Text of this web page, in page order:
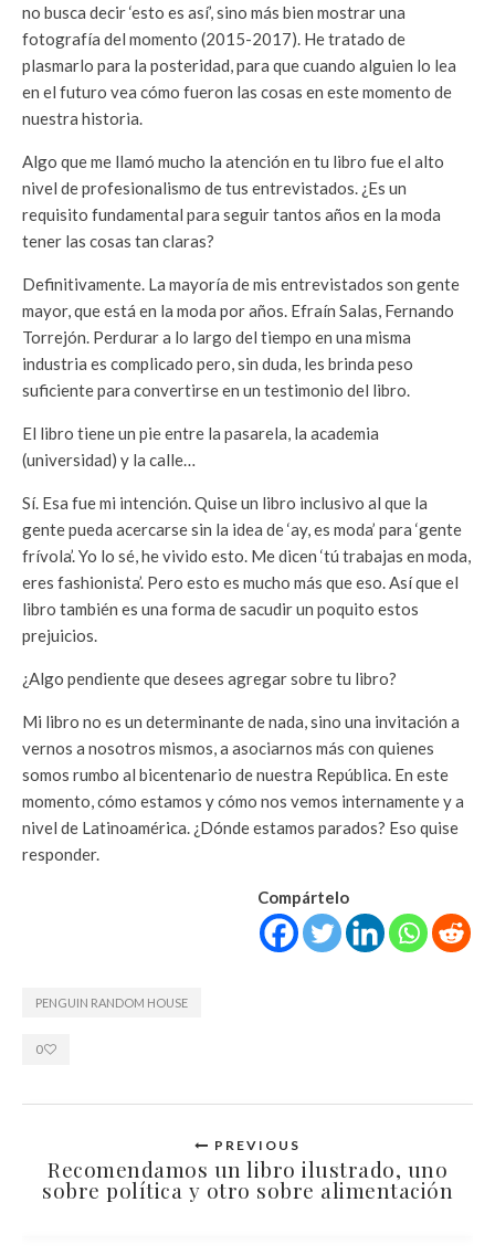
no busca decir ‘esto es así’, sino más bien mostrar una
fotografía del momento (2015-2017). He tratado de
plasmarlo para la posteridad, para que cuando alguien lo lea
en el futuro vea cómo fueron las cosas en este momento de
nuestra historia.
Algo que me llamó mucho la atención en tu libro fue el alto
nivel de profesionalismo de tus entrevistados. ¿Es un
requisito fundamental para seguir tantos años en la moda
tener las cosas tan claras?
Definitivamente. La mayoría de mis entrevistados son gente
mayor, que está en la moda por años. Efraín Salas, Fernando
Torrejón. Perdurar a lo largo del tiempo en una misma
industria es complicado pero, sin duda, les brinda peso
suficiente para convertirse en un testimonio del libro.
El libro tiene un pie entre la pasarela, la academia
(universidad) y la calle…
Sí. Esa fue mi intención. Quise un libro inclusivo al que la
gente pueda acercarse sin la idea de ‘ay, es moda’ para ‘gente
frívola’. Yo lo sé, he vivido esto. Me dicen ‘tú trabajas en moda,
eres fashionista’. Pero esto es mucho más que eso. Así que el
libro también es una forma de sacudir un poquito estos
prejuicios.
¿Algo pendiente que desees agregar sobre tu libro?
Mi libro no es un determinante de nada, sino una invitación a
vernos a nosotros mismos, a asociarnos más con quienes
somos rumbo al bicentenario de nuestra República. En este
momento, cómo estamos y cómo nos vemos internamente y a
nivel de Latinoamérica. ¿Dónde estamos parados? Eso quise
responder.
Compártelo
PENGUIN RANDOM HOUSE
0
PREVIOUS
Recomendamos un libro ilustrado, uno
sobre política y otro sobre alimentación